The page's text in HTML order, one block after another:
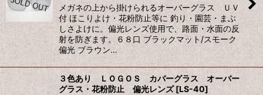
メガネの上から掛けられるオーバーグラス ＵＶ
付 ほこりよけ・花粉防止等に 釣り・園芸・まぶ
しさよけに。偏光レンズ使用で、路面・水面の反
射を防ぎます。６８口 ブラックマット/スモーク
偏光 ブラウン…
３色あり ＬＯＧＯＳ カバーグラス オーバー
グラス・花粉防止 偏光レンズ[LS-40]